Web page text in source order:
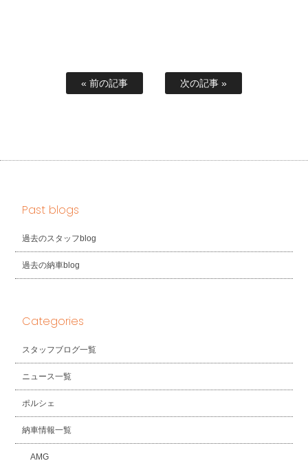
« 前の記事 次の記事 »
Past blogs
過去のスタッフblog
過去の納車blog
Categories
スタッフブログ一覧
ニュース一覧
ポルシェ
納車情報一覧
AMG